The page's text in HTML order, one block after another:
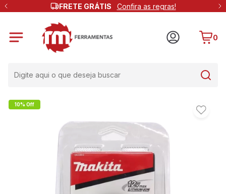
FRETE GRÁTIS Confira as regras!
0
10% Off